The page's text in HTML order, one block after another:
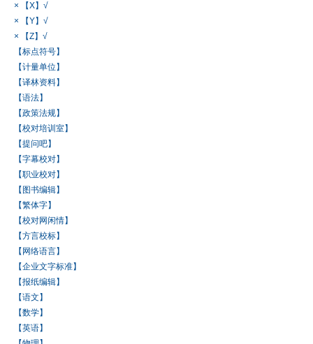
× 【X】√
× 【Y】√
× 【Z】√
【标点符号】
【计量单位】
【译林资料】
【语法】
【政策法规】
【校对培训室】
【提问吧】
【字幕校对】
【职业校对】
【图书编辑】
【繁体字】
【校对网闲情】
【方言校标】
【网络语言】
【企业文字标准】
【报纸编辑】
【语文】
【数学】
【英语】